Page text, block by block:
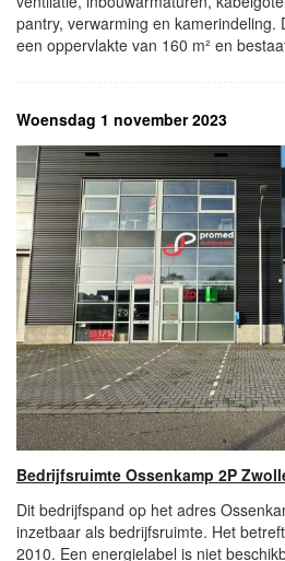
pantry, verwarming en kamerindeling.
een oppervlakte van 160 m² en
Woensdag 1 november 2023
Bedrijfsruimte Ossenkamp 2P
Dit bedrijfspand op het adres
inzetbaar als bedrijfsruimte. Het
2010. Een energielabel is niet